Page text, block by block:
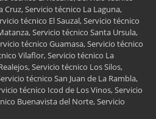
Cruz, Servicio técnico La Laguna,
técnico El Sauzal, Servicio técnico
Servicio técnico Santa Ursula,
técnico Guamasa, Servicio técnico
Vilaflor, Servicio técnico La
Servicio técnico Los Silos,
técnico San Juan de La Rambla,
técnico Icod de Los Vinos, Servicio
Buenavista del Norte, Servicio